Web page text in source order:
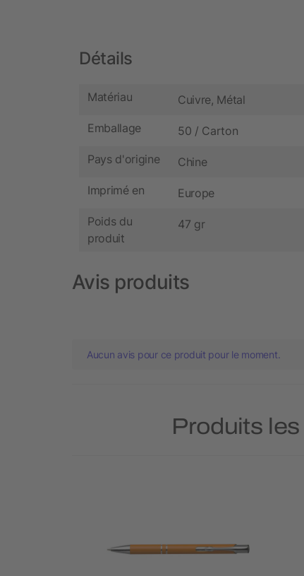
Détails
Matériau Cuivre, Métal
Emballage 50 / Carton
Pays d'origine Chine
Imprimé en Europe
Poids du
produit
47 gr
Avis produits
Aucun avis pour ce produit pour le moment.
Produits